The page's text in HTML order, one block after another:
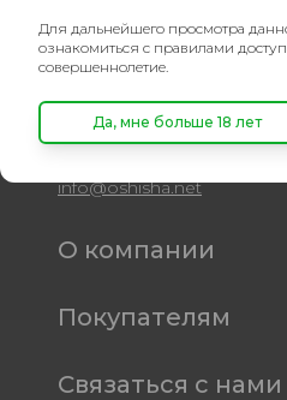
8 (495) 740-22-08
8 (800) 222-82-00
Время работы
пн-пт: с 10:00 до 19:00
info@oshisha.net
О компании
Покупателям
Связаться с нами
Для дальнейшего просмотра
ознакомиться с правилами
совершеннолетие.
Да, мне больше 18 лет